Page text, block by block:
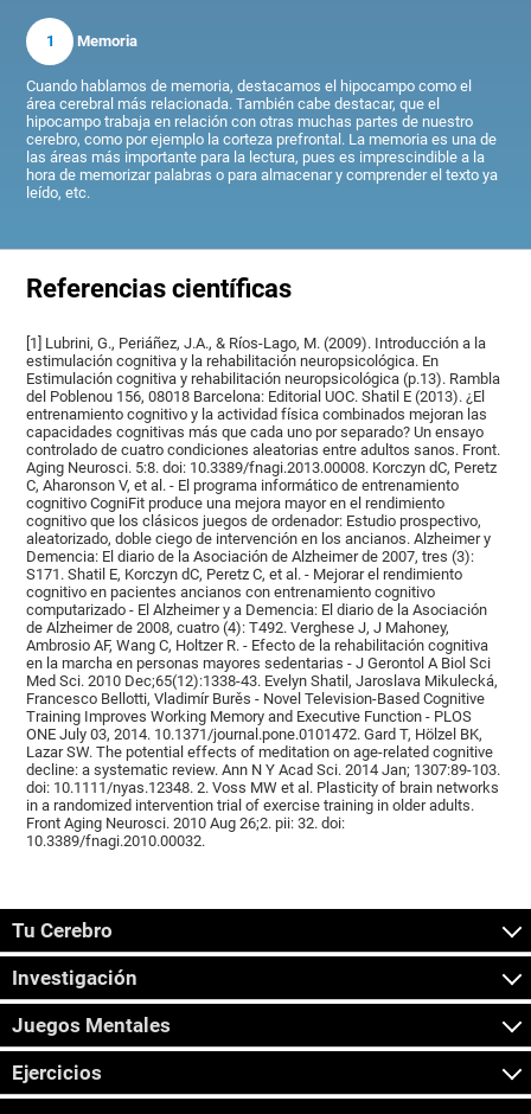
1 Memoria
Cuando hablamos de memoria, destacamos el hipocampo como el
área cerebral más relacionada. También cabe destacar, que el
hipocampo trabaja en relación con otras muchas partes de nuestro
cerebro, como por ejemplo la corteza prefrontal. La memoria es una de
las áreas más importante para la lectura, pues es imprescindible a la
hora de memorizar palabras o para almacenar y comprender el texto ya
leído, etc.
Referencias científicas
[1] Lubrini, G., Periáñez, J.A., & Ríos-Lago, M. (2009). Introducción a la
estimulación cognitiva y la rehabilitación neuropsicológica. En
Estimulación cognitiva y rehabilitación neuropsicológica (p.13). Rambla
del Poblenou 156, 08018 Barcelona: Editorial UOC. Shatil E (2013). ¿El
entrenamiento cognitivo y la actividad física combinados mejoran las
capacidades cognitivas más que cada uno por separado? Un ensayo
controlado de cuatro condiciones aleatorias entre adultos sanos. Front.
Aging Neurosci. 5:8. doi: 10.3389/fnagi.2013.00008. Korczyn dC, Peretz
C, Aharonson V, et al. - El programa informático de entrenamiento
cognitivo CogniFit produce una mejora mayor en el rendimiento
cognitivo que los clásicos juegos de ordenador: Estudio prospectivo,
aleatorizado, doble ciego de intervención en los ancianos. Alzheimer y
Demencia: El diario de la Asociación de Alzheimer de 2007, tres (3):
S171. Shatil E, Korczyn dC, Peretz C, et al. - Mejorar el rendimiento
cognitivo en pacientes ancianos con entrenamiento cognitivo
computarizado - El Alzheimer y a Demencia: El diario de la Asociación
de Alzheimer de 2008, cuatro (4): T492. Verghese J, J Mahoney,
Ambrosio AF, Wang C, Holtzer R. - Efecto de la rehabilitación cognitiva
en la marcha en personas mayores sedentarias - J Gerontol A Biol Sci
Med Sci. 2010 Dec;65(12):1338-43. Evelyn Shatil, Jaroslava Mikulecká,
Francesco Bellotti, Vladimír Burěs - Novel Television-Based Cognitive
Training Improves Working Memory and Executive Function - PLOS
ONE July 03, 2014. 10.1371/journal.pone.0101472. Gard T, Hölzel BK,
Lazar SW. The potential effects of meditation on age-related cognitive
decline: a systematic review. Ann N Y Acad Sci. 2014 Jan; 1307:89-103.
doi: 10.1111/nyas.12348. 2. Voss MW et al. Plasticity of brain networks
in a randomized intervention trial of exercise training in older adults.
Front Aging Neurosci. 2010 Aug 26;2. pii: 32. doi:
10.3389/fnagi.2010.00032.
Tu Cerebro
Investigación
Juegos Mentales
Ejercicios